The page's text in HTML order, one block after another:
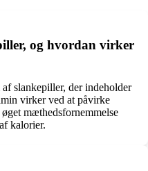
og hvordan virker
slankepiller, der indeholder
virker ved at påvirke
mæthedsfornemmelse
kalorier.